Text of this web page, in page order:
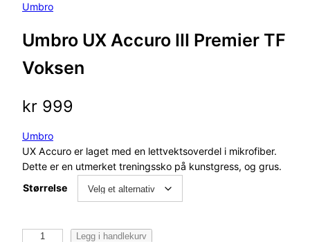
Umbro
Umbro UX Accuro III Premier TF
Voksen
kr 999
Umbro
UX Accuro er laget med en lettvektsoverdel i mikrofiber.
Dette er en utmerket treningssko på kunstgress, og grus.
Størrelse
Legg i handlekurv